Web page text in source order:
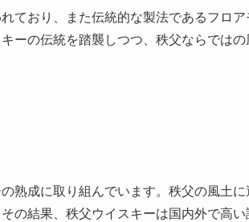
ており、また伝統的な製法であるフロア
ーの伝統を踏襲しつつ、秩父ならでは
熟成に取り組んでいます。秩父の風土
の結果、秩父ウイスキーは国内外で高